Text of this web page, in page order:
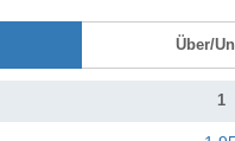
Über/
1